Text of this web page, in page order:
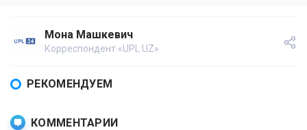
Мона Машкевич
Корреспондент «UPL.UZ»
РЕКОМЕНДУЕМ
КОММЕНТАРИИ